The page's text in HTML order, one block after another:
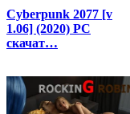
Cyberpunk 2077 [v
1.06] (2020) PC
скачат…